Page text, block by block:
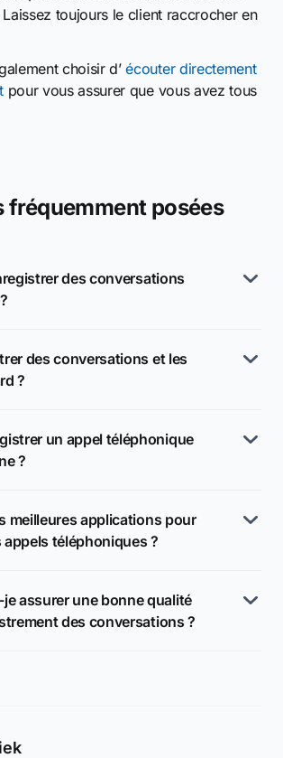
toujours le client raccrocher en
choisir d’écouter directement
pour vous assurer que vous avez tous
fréquemment posées
des conversations
des conversations et les
?
un appel téléphonique
?
meilleures applications pour
téléphoniques ?
assurer une bonne qualité
des conversations ?